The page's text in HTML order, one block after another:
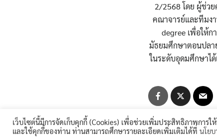
2/2568 โดย ผู้ช่วย
คณาจารย์และทีมงา
degree เพื่อให้ก
มัธยมศึกษาตอนปลา
ในระดับอุดมศึกษาไ
เว็บไซต์นี้มีการจัดเก็บคุกกี้ (Cookies) เพื่อช่วยเพิ่มประสิทธิภาพการ
และใช้คุกกี้ของท่าน ท่านสามารถศึกษารายละเอียดเพิ่มเติมได้ที่ นโยบ